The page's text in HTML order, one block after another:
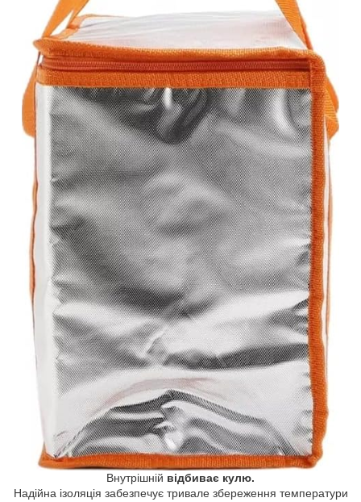
Внутрішній відбиває кулю.
Надійна ізоляція забезпечує тривале збереження температури